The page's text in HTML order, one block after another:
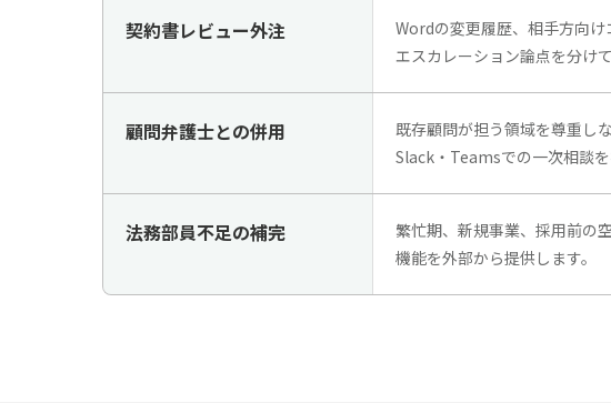
契約書レビュー外注 Wordの変更履歴、 相手方向け
エスカレーション論点を分け
顧問弁護士との併用
既存顧問が担う領域を尊重し
Slack・Teamsでの一次相談を
法務部員不足の補完
繁忙期、新規事業、採用前の
機能を外部から提供します。